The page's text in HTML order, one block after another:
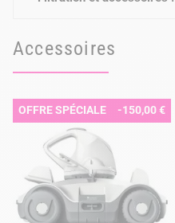
Accessoires
OFFRE SPÉCIALE -150,00 €